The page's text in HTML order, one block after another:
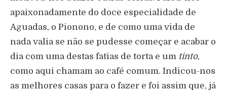
apaixonadamente do doce especialidade de
Aguadas, o Pionono, e de como uma vida de
nada valia se não se pudesse começar e acabar o
dia com uma destas fatias de torta e um tinto,
como aqui chamam ao café comum. Indicou-nos
as melhores casas para o fazer e foi assim que, já